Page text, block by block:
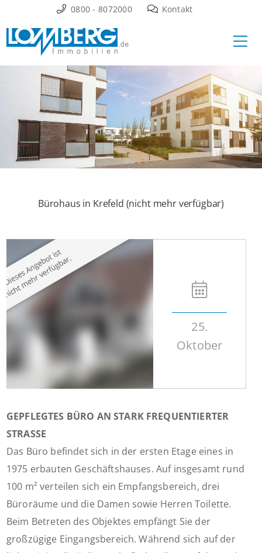
Inhalt
springen
0800 - 8072000 Kontakt
Bürohaus in Krefeld (nicht mehr verfügbar)
25.
Oktober
GEPFLEGTES BÜRO AN STARK FREQUENTIERTER
STRASSE
Das Büro befindet sich in der ersten Etage eines in
1975 erbauten Geschäftshauses. Auf insgesamt rund
100 m² verteilen sich ein Empfangsbereich, drei
Büroräume und die Damen sowie Herren Toilette.
Beim Betreten des Objektes empfängt Sie der
großzügige Eingangsbereich. Während sich auf der